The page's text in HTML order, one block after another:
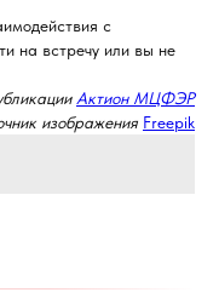
с
на встречу или вы не
Актион МЦФЭР
изображения Freepik